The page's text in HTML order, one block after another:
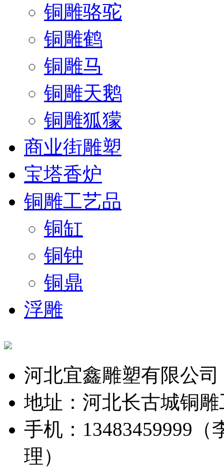
铜雕骆驼
铜雕鹤
铜雕马
铜雕天鹅
铜雕狐獴
商业街雕塑
宝塔香炉
铜雕工艺品
铜缸
铜钟
铜鼎
浮雕
河北宜鑫雕塑有限公司
地址：河北长古城铜
手机：13483459999（
理）